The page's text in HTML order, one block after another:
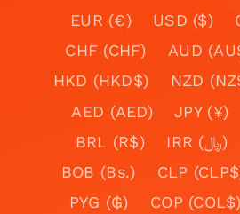
EUR (€) USD ($)
CHF (CHF)
AUD
HKD (HKD$)
NZD
AED (AED)
JPY (¥)
BRL (R$)
IRR (﷼)
BOB (Bs.)
CLP
PYG (₲)
COP (COL$)